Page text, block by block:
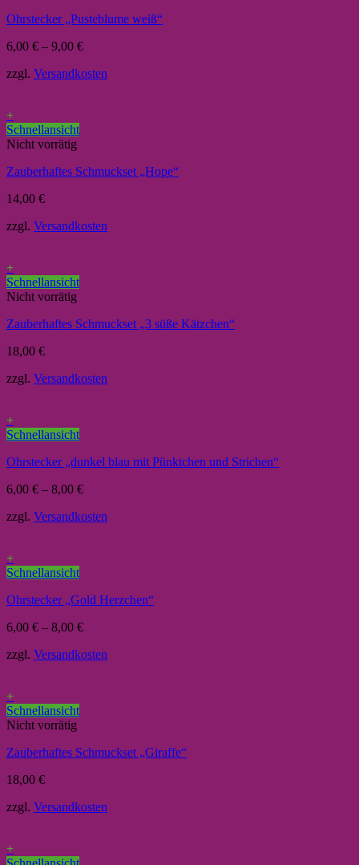
Ohrstecker „Pusteblume weiß“
6,00 € – 9,00 €
zzgl. Versandkosten
+
Schnellansicht
Nicht vorrätig
Zauberhaftes Schmuckset „Hope“
14,00 €
zzgl. Versandkosten
+
Schnellansicht
Nicht vorrätig
Zauberhaftes Schmuckset „3 süße Kätzchen“
18,00 €
zzgl. Versandkosten
+
Schnellansicht
Ohrstecker „dunkel blau mit Pünktchen und Strichen“
6,00 € – 8,00 €
zzgl. Versandkosten
+
Schnellansicht
Ohrstecker „Gold Herzchen“
6,00 € – 8,00 €
zzgl. Versandkosten
+
Schnellansicht
Nicht vorrätig
Zauberhaftes Schmuckset „Giraffe“
18,00 €
zzgl. Versandkosten
+